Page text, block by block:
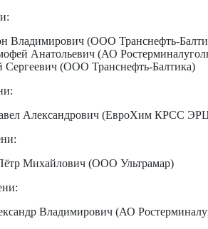
Владимирович (ООО Транснефть-
Анатольевич (АО
(ООО Транснефть-Балтика)
Александрович (ЕвроХим КРСС
Михайлович (ООО Ультрамар)
Владимирович (АО